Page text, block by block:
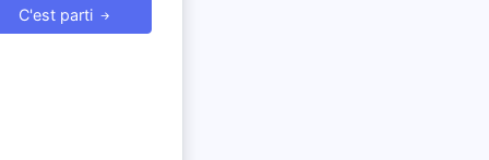
C'est parti